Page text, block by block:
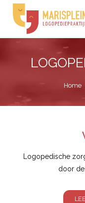
Home
Logopedische
door de